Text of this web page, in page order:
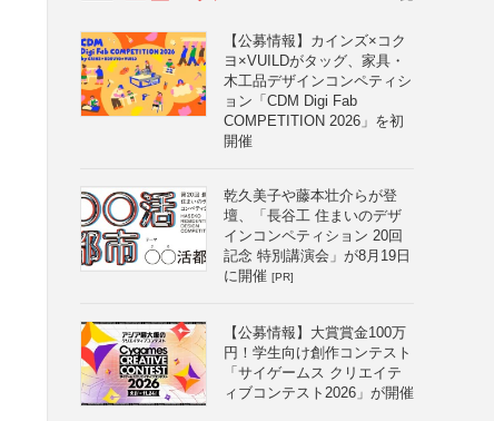
【公募情報】カインズ×コク
ヨ×VUILDがタッグ、家具・
木工品デザインコンペティシ
ョン「CDM Digi Fab
COMPETITION 2026」を初
開催
乾久美子や藤本壮介らが登
壇、「長谷工 住まいのデザ
インコンペティション 20回
記念 特別講演会」が8月19日
に開催 [PR]
【公募情報】大賞賞金100万
円！学生向け創作コンテスト
「サイゲームス クリエイテ
ィブコンテスト2026」が開催